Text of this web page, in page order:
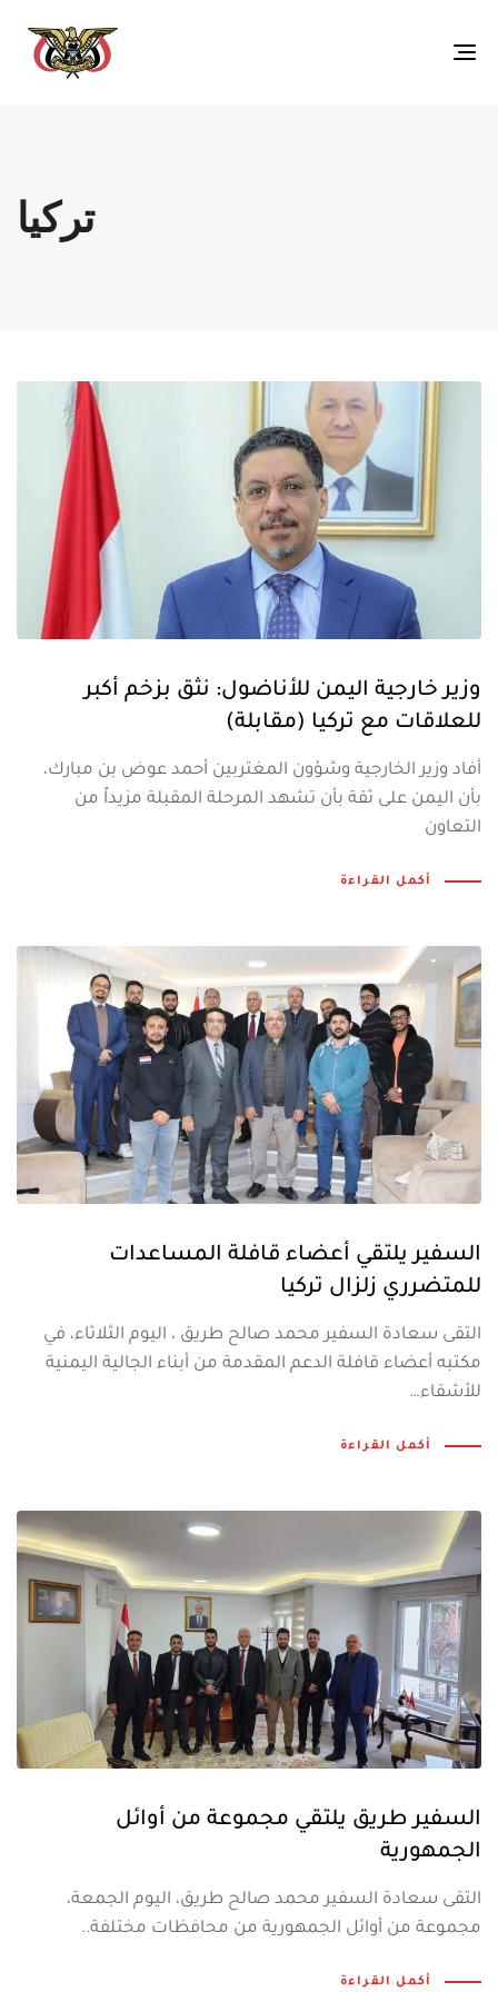
Toggle
تركيا
وزير خارجية اليمن للأناضول: نثق بزخم أكبر
للعلاقات مع تركيا (مقابلة)
أفاد وزير الخارجية وشؤون المغتربين أحمد عوض بن مبارك،
بأن اليمن على ثقة بأن تشهد المرحلة المقبلة مزيداً من
التعاون
أكمل القراءة
السفير يلتقي أعضاء قافلة المساعدات
للمتضرري زلزال تركيا
التقى سعادة السفير محمد صالح طريق ، اليوم الثلاثاء، في
مكتبه أعضاء قافلة الدعم المقدمة من أبناء الجالية اليمنية
للأشقاء…
أكمل القراءة
السفير طريق يلتقي مجموعة من أوائل
الجمهورية
التقى سعادة السفير محمد صالح طريق، اليوم الجمعة،
مجموعة من أوائل الجمهورية من محافظات مختلفة..
أكمل القراءة